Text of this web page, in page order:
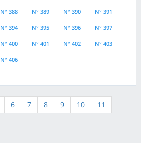
N° 388 N° 389 N° 390 N° 391
N° 394 N° 395 N° 396 N° 397
N° 400 N° 401 N° 402 N° 403
N° 406
6 7 8 9 10
11